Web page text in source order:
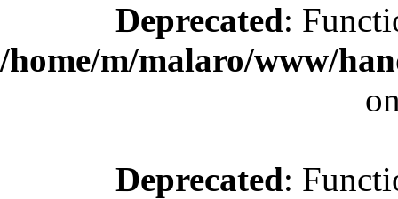
Deprecated:
/home/m/malaro/www/
Deprecated: